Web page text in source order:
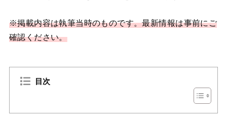
※掲載内容は執筆当時のものです。最新情報は事前にご
確認ください。
目次